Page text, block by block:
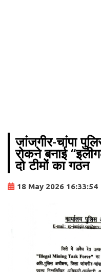
जांजगीर-चांपा
रोकने बनाई
दो टीमों का गठन
18 May 2026 16:33:54